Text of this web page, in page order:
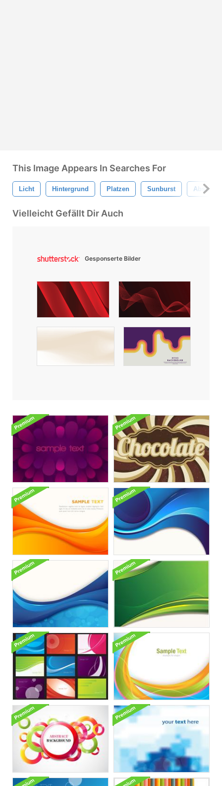
This Image Appears In Searches For
Licht Hintergrund Platzen Sunburst
Vielleicht Gefällt Dir Auch
Gesponserte Bilder